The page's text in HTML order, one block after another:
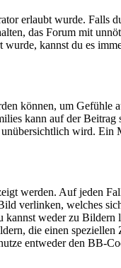
erlaubt wurde.
das Forum mit
kannst du es
können, um Gefühle
kann auf der
wird. Ein
werden. Auf jeden
verlinken, welches
weder zu Bildern
die einen
entweder den BB-